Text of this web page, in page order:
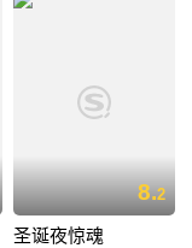
8.2
圣诞夜惊魂